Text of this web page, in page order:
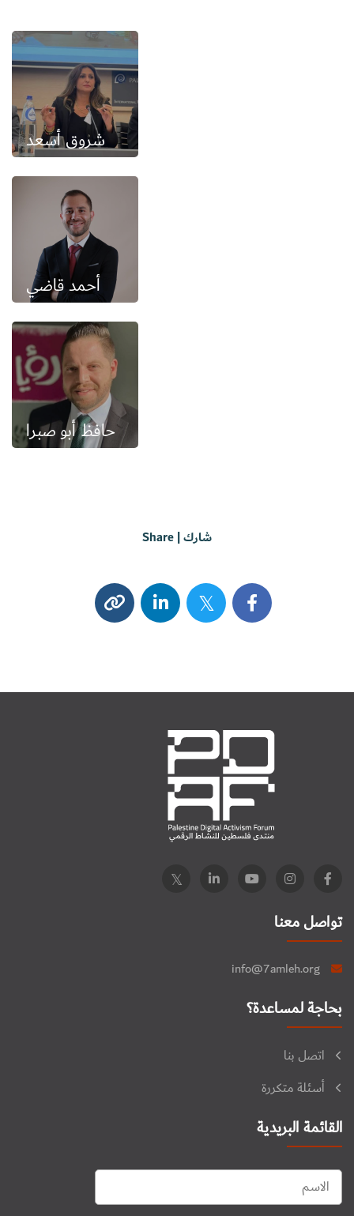
شروق أسعد
أحمد قاضي
حافظ أبو صبرا
شارك | Share
تواصل معنا
info@7amleh.org
بحاجة لمساعدة؟
اتصل بنا
أسئلة متكررة
القائمة البريدية